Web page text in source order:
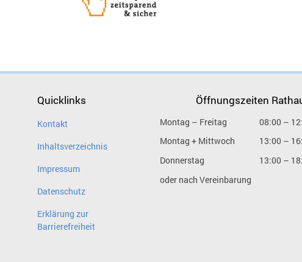
Quicklinks
Kontakt
Inhaltsverzeichnis
Impressum
Datenschutz
Erklärung zur
Barrierefreiheit
Öffnungszeiten
Montag – Freitag
08:00 –
Montag + Mittwoch
13:00 –
Donnerstag
13:00 –
oder nach Vereinbarung